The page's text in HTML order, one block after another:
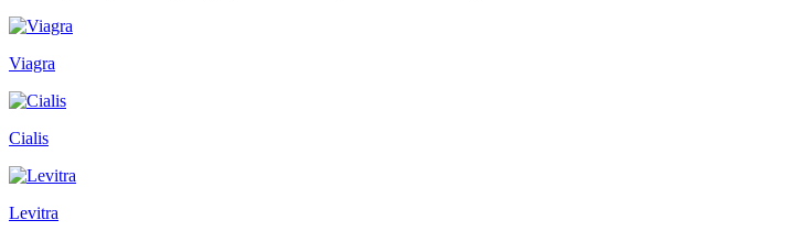
Viagra
Cialis
Levitra